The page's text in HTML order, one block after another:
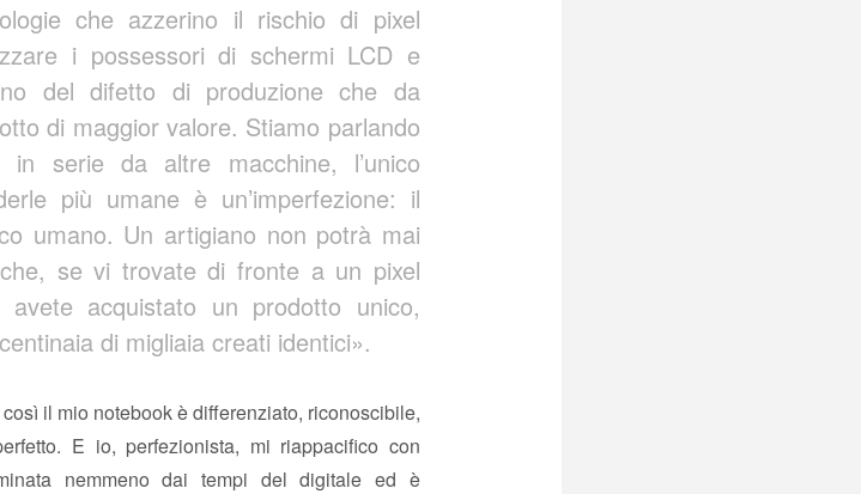
che azzerino il rischio di pixel
i possessori di schermi LCD e
del difetto di produzione che da
di maggior valore. Stiamo parlando
in serie da altre macchine, l’unico
più umane è un’imperfezione: il
umano. Un artigiano non potrà mai
se vi trovate di fronte a un pixel
avete acquistato un prodotto unico,
di migliaia creati identici».
il mio notebook è differenziato, riconoscibile,
E io, perfezionista, mi riappacifico con
nemmeno dai tempi del digitale ed è